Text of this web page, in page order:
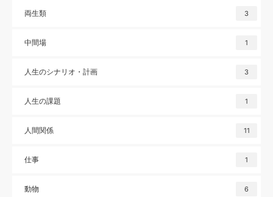
両生類 3
中間場 1
人生のシナリオ・計画 3
人生の課題 1
人間関係 11
仕事 1
動物 6